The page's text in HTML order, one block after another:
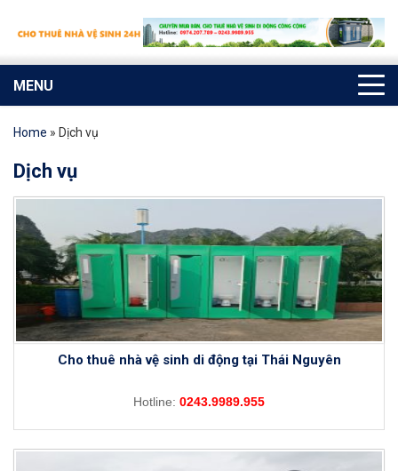
MENU
Home » Dịch vụ
Dịch vụ
Cho thuê nhà vệ sinh di động tại Thái Nguyên
Hotline: 0243.9989.955